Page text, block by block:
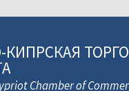
КИПРСКАЯ
Chamber of